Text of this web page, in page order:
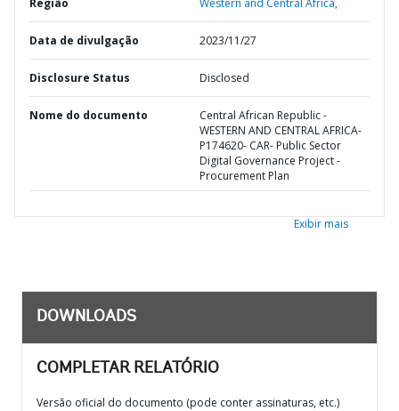
Região Western and Central Africa,
Data de divulgação 2023/11/27
Disclosure Status Disclosed
Nome do documento
Central African Republic -
WESTERN AND CENTRAL AFRICA-
P174620- CAR- Public Sector
Digital Governance Project -
Procurement Plan
Exibir mais
DOWNLOADS
COMPLETAR RELATÓRIO
Versão oficial do documento (pode conter assinaturas, etc.)